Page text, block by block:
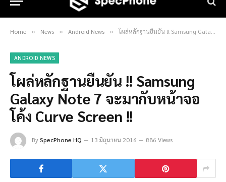
Home » News » Android News » โผล่หลักฐานยืนยัน !! Samsung Galaxy Note 7 จะมากับหน้าจอโค้ง Curve Screen !!
ANDROID NEWS
โผล่หลักฐานยืนยัน !! Samsung
Galaxy Note 7 จะมากับหน้าจอ
โค้ง Curve Screen !!
BySpecPhone HQ 13 มิถุนายน 2016 886 Views